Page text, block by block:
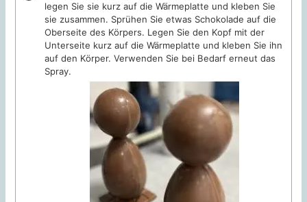
legen Sie sie kurz auf die Wärmeplatte und kleben Sie
sie zusammen. Sprühen Sie etwas Schokolade auf die
Oberseite des Körpers. Legen Sie den Kopf mit der
Unterseite kurz auf die Wärmeplatte und kleben Sie ihn
auf den Körper. Verwenden Sie bei Bedarf erneut das
Spray.